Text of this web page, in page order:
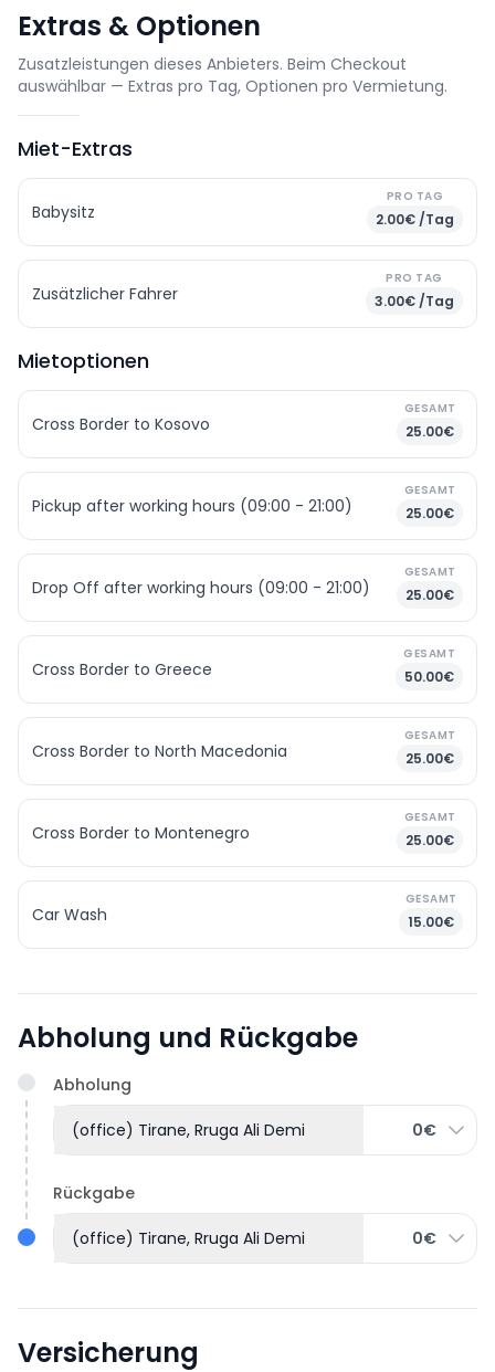
Extras & Optionen
Zusatzleistungen dieses Anbieters. Beim Checkout
auswählbar — Extras pro Tag, Optionen pro Vermietung.
Miet-Extras
Babysitz
PRO TAG
2.00€ /Tag
Zusätzlicher Fahrer
PRO TAG
3.00€ /Tag
Mietoptionen
Cross Border to Kosovo
GESAMT
25.00€
Pickup after working hours (09:00 - 21:00)
GESAMT
25.00€
Drop Off after working hours (09:00 - 21:00)
GESAMT
25.00€
Cross Border to Greece
GESAMT
50.00€
Cross Border to North Macedonia
GESAMT
25.00€
Cross Border to Montenegro
GESAMT
25.00€
Car Wash
GESAMT
15.00€
Abholung und Rückgabe
Abholung
(office) Tirane, Rruga Ali Demi 0€
Rückgabe
(office) Tirane, Rruga Ali Demi 0€
Versicherung